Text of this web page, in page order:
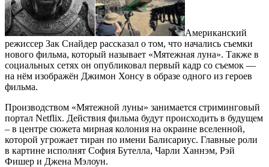
Американский
режиссер Зак Снайдер рассказал о том, что начались съемки
нового фильма, который называет «Мятежная луна». Также в
социальных сетях он опубликовал первый кадр со съемок —
на нём изображён Джимон Хонсу в образе одного из героев
фильма.
Производством «Мятежной луны» занимается стриминговый
портал Netflix. Действия фильма будут происходить в будущем
– в центре сюжета мирная колония на окраине вселенной,
которой угрожает тиран по имени Балисариус. Главные роли
в картине исполнят София Бутелла, Чарли Ханнэм, Рэй
Фишер и Джена Мэлоун.